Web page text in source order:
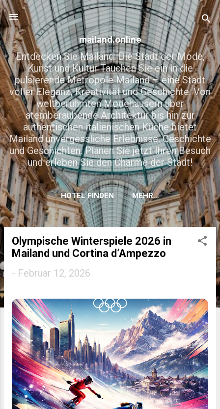
Direkt zum Hauptbereich
mailand.online
Entdecken Sie Mailand: Die Stadt der Mode,
Kunst und Kultur Tauchen Sie ein in die
pulsierende Metropole Mailand – eine Stadt
voller Eleganz, Kreativität und Geschichte. Von
weltberühmten Modehäusern über
atemberaubende Architektur bis hin zur
authentischen italienischen Küche bietet
Mailand unvergessliche Erlebnisse. Geschichte
und Geschichten. Planen Sie jetzt Ihren Besuch
und erleben Sie den Charme der Stadt!
HOTEL FINDEN MEHR…
POlympische Winterspiele 2026 in
Mailand und Cortina d’Ampezzo
- Februar 12, 2026